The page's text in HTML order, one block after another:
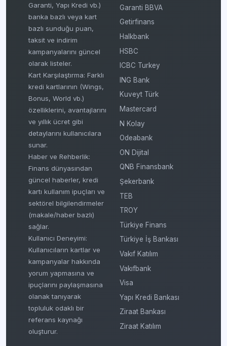
Garanti, Yapı Kredi vb.)
banka bazlı veya kart
bazlı sunduğu puan,
taksit ve indirim
kampanyalarını güncel
olarak listeler.
Kart Karşılaştırma: Farklı
kredi kartlarının (Wings,
Bonus, World vb.)
özelliklerini, avantajlarını
ve yıllık ücret gibi
detaylarını kullanıcılara
sunar.
Haber ve Rehberlik:
Finans dünyasından
güncel haberler, kredi
kartı kullanım ipuçları ve
sektörel bilgilendirmeler
(makale/haber bazlı)
sağlar.
Kullanıcı Deneyimi:
Kullanıcıların kartlar ve
kampanyalar hakkında
yorum yapmasına ve
ipuçlarını paylaşmasına
olanak tanıyarak
topluluk odaklı bir
referans kaynağı
oluşturur.
Garanti BBVA
Getirfinans
Halkbank
HSBC
ICBC Turkey
ING Bank
Kuveyt Türk
Mastercard
N Kolay
Odeabank
ON Dijital
QNB Finansbank
Şekerbank
TEB
TROY
Türkiye Finans
Türkiye İş Bankası
Vakıf Katılım
Vakıfbank
Visa
Yapı Kredi Bankası
Ziraat Bankası
Ziraat Katılım